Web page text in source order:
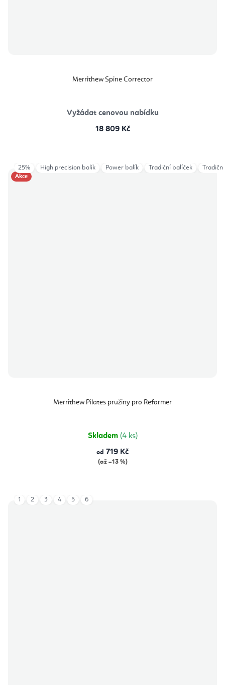
Merrithew Spine Corrector
Vyžádat cenovou nabídku
18 809 Kč
Akce
Merrithew Pilates pružiny pro Reformer
Skladem (4 ks)
od 719 Kč
(až –13 %)
25% High precision balík Power balík Tradiční balíček
1 2 3 4 5 6